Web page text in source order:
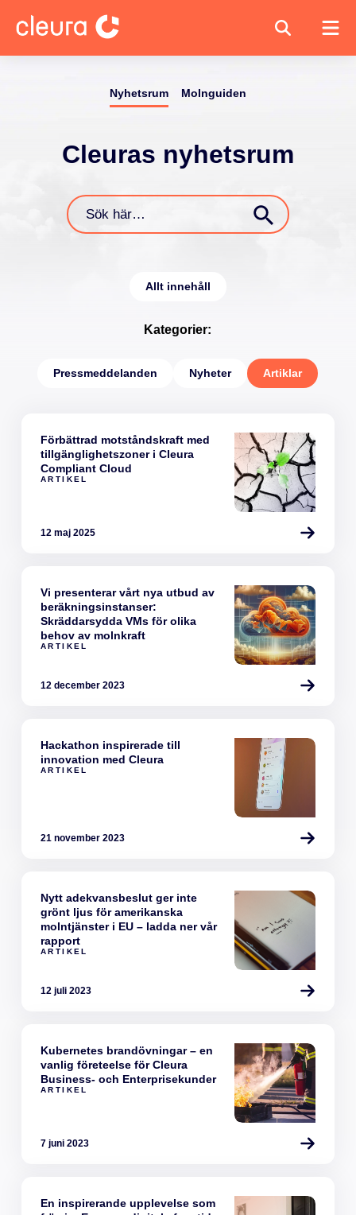
Nyhetsrum Molnguiden
Cleuras nyhetsrum
Sök
efter:
Sökknapp
Allt innehåll
Kategorier:
Pressmeddelanden Nyheter Artiklar
ARTIKEL
Förbättrad motståndskraft med
tillgänglighetszoner i Cleura
Compliant Cloud
12 maj 2025
ARTIKEL
Vi presenterar vårt nya utbud av
beräkningsinstanser:
Skräddarsydda VMs för olika
behov av molnkraft
12 december 2023
ARTIKEL
Hackathon inspirerade till
innovation med Cleura
21 november 2023
ARTIKEL
Nytt adekvansbeslut ger inte
grönt ljus för amerikanska
molntjänster i EU – ladda ner vår
rapport
12 juli 2023
ARTIKEL
Kubernetes brandövningar – en
vanlig företeelse för Cleura
Business- och Enterprisekunder
7 juni 2023
En inspirerande upplevelse som